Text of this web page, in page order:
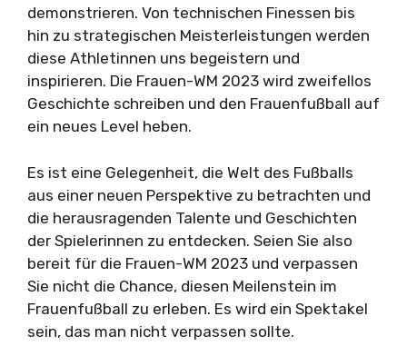
demonstrieren. Von technischen Finessen bis
hin zu strategischen Meisterleistungen werden
diese Athletinnen uns begeistern und
inspirieren. Die Frauen-WM 2023 wird zweifellos
Geschichte schreiben und den Frauenfußball auf
ein neues Level heben.
Es ist eine Gelegenheit, die Welt des Fußballs
aus einer neuen Perspektive zu betrachten und
die herausragenden Talente und Geschichten
der Spielerinnen zu entdecken. Seien Sie also
bereit für die Frauen-WM 2023 und verpassen
Sie nicht die Chance, diesen Meilenstein im
Frauenfußball zu erleben. Es wird ein Spektakel
sein, das man nicht verpassen sollte.